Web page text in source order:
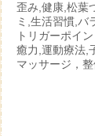
歪み,健康,松葉
ミ,生活習慣,バ
トリガーポイ
癒力,運動療法,
マッサージ，